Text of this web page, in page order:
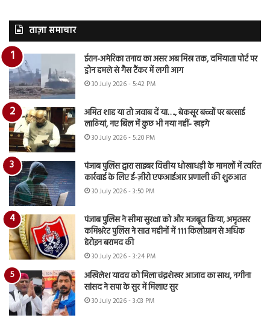
ताज़ा समाचार
ईरान-अमेरिका तनाव का असर अब मिस्र तक, दमियाता पोर्ट पर
ड्रोन हमले से गैस टैंकर में लगी आग
30 July 2026 - 5:42 PM
अमित शाह या तो जवाब दें या…., बेकसूर बच्चों पर बरसाई
लाठियां, नए बिल में कुछ भी नया नहीं- खड़गे
30 July 2026 - 5:20 PM
पंजाब पुलिस द्वारा साइबर वित्तीय धोखाधड़ी के मामलों में त्वरित
कार्रवाई के लिए ई-ज़ीरो एफआईआर प्रणाली की शुरुआत
30 July 2026 - 3:50 PM
पंजाब पुलिस ने सीमा सुरक्षा को और मजबूत किया, अमृतसर
कमिश्नरेट पुलिस ने सात महीनों में 111 किलोग्राम से अधिक
हेरोइन बरामद की
30 July 2026 - 3:24 PM
अखिलेश यादव को मिला चंद्रशेखर आजाद का साथ, नगीना
सांसद ने सपा के सुर में मिलाए सुर
30 July 2026 - 3:03 PM